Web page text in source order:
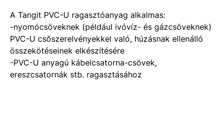
A Tangit PVC-U ragasztóanyag alkalmas:
-nyomócsöveknek (például ivóvíz- és gázcsöveknek)
PVC-U csőszerelvényekkel való, húzásnak ellenálló
összekötéseinek elkészítésére
-PVC-U anyagú kábelcsatorna-csövek,
ereszcsatornák stb. ragasztásához